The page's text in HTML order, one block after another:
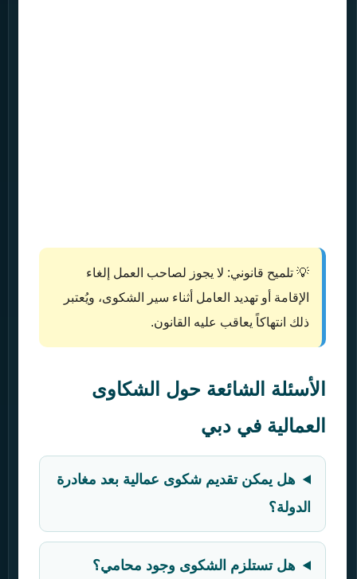
💡 تلميح قانوني: لا يجوز لصاحب العمل إلغاء
الإقامة أو تهديد العامل أثناء سير الشكوى، ويُعتبر
ذلك انتهاكاً يعاقب عليه القانون.
الأسئلة الشائعة حول الشكاوى
العمالية في دبي
هل يمكن تقديم شكوى عمالية بعد مغادرة
الدولة؟
هل تستلزم الشكوى وجود محامي؟